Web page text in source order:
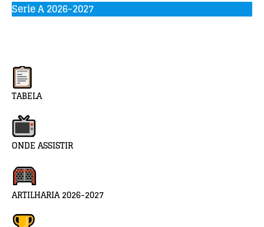
Serie A 2026-2027
TABELA
ONDE ASSISTIR
ARTILHARIA 2026-2027